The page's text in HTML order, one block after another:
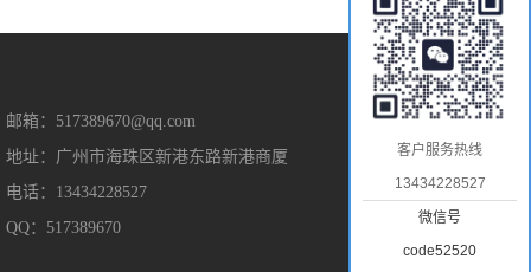
邮箱：517389670@qq.com
地址：广州市海珠区新港东路新港商厦
电话：13434228527
QQ：517389670
售后保障
售后服务
隐私保护
免责声明
客户服务热线
13434228527
微信号
code52520